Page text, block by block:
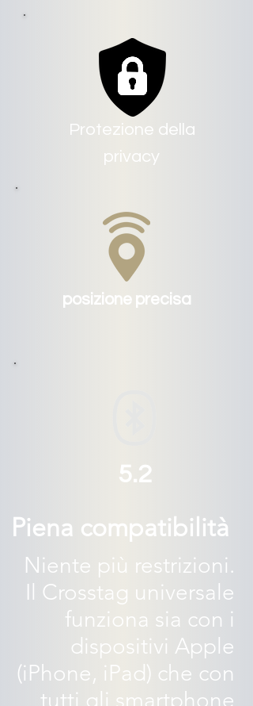
Protezione della
privacy
posizione precisa
5.2
Piena compatibilità
Niente più restrizioni.
Il Crosstag universale
funziona sia con i
dispositivi Apple
(iPhone, iPad) che con
tutti gli smartphone